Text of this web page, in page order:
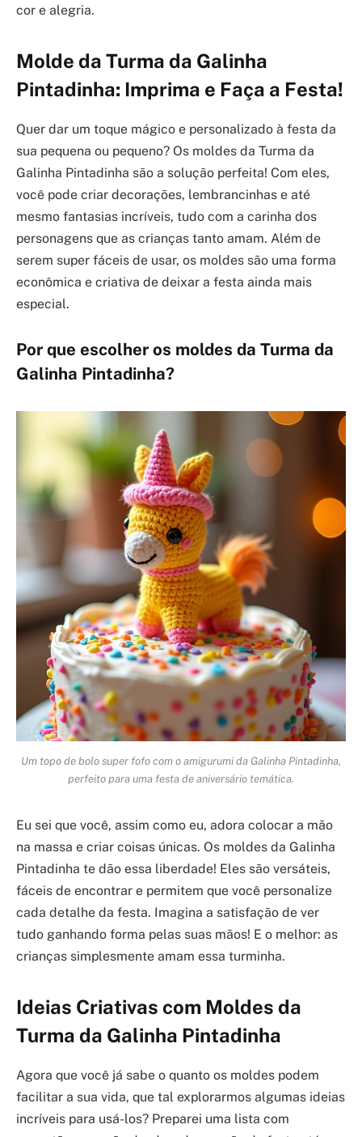
cor e alegria.
Molde da Turma da Galinha
Pintadinha: Imprima e Faça a Festa!
Quer dar um toque mágico e personalizado à festa da
sua pequena ou pequeno? Os moldes da Turma da
Galinha Pintadinha são a solução perfeita! Com eles,
você pode criar decorações, lembrancinhas e até
mesmo fantasias incríveis, tudo com a carinha dos
personagens que as crianças tanto amam. Além de
serem super fáceis de usar, os moldes são uma forma
econômica e criativa de deixar a festa ainda mais
especial.
Por que escolher os moldes da Turma da
Galinha Pintadinha?
Um topo de bolo super fofo com o amigurumi da Galinha Pintadinha,
perfeito para uma festa de aniversário temática.
Eu sei que você, assim como eu, adora colocar a mão
na massa e criar coisas únicas. Os moldes da Galinha
Pintadinha te dão essa liberdade! Eles são versáteis,
fáceis de encontrar e permitem que você personalize
cada detalhe da festa. Imagina a satisfação de ver
tudo ganhando forma pelas suas mãos! E o melhor: as
crianças simplesmente amam essa turminha.
Ideias Criativas com Moldes da
Turma da Galinha Pintadinha
Agora que você já sabe o quanto os moldes podem
facilitar a sua vida, que tal explorarmos algumas ideias
incríveis para usá-los? Preparei uma lista com